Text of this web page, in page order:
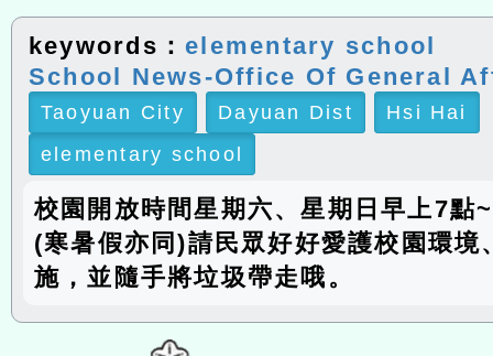
keywords： elementary school
School News-Office Of General
Taoyuan City Dayuan Dist
Hsi Hai
elementary school
校園開放時間星期六、星期日早上7點
(寒暑假亦同)請民眾好好愛護校園環境
施，並隨手將垃圾帶走哦。